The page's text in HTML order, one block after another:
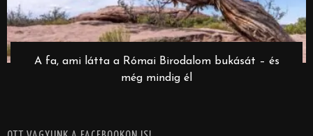
A fa, ami látta a Római Birodalom bukását – és
még mindig él